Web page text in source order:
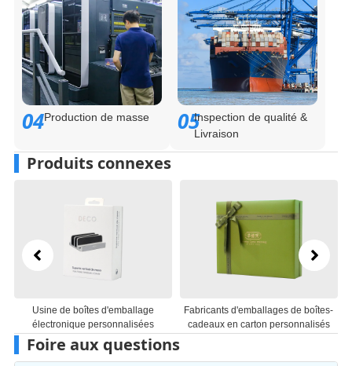
04Production de masse 05Inspection de qualité &
Livraison
Produits connexes
Fabricants d'emballages de boîtes-
cadeaux en carton personnalisés
Fabricants d'emballages de boîtes-
cadeaux cosmétiques en carton
Foire aux questions